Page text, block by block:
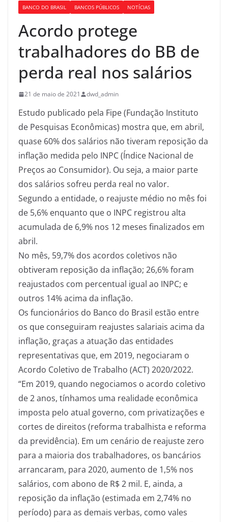
BANCO DO BRASIL BANCOS PÚBLICOS NOTÍCIAS
Acordo protege
trabalhadores do BB de
perda real nos salários
21 de maio de 2021 dwd_admin
Estudo publicado pela Fipe (Fundação Instituto
de Pesquisas Econômicas) mostra que, em abril,
quase 60% dos salários não tiveram reposição da
inflação medida pelo INPC (Índice Nacional de
Preços ao Consumidor). Ou seja, a maior parte
dos salários sofreu perda real no valor.
Segundo a entidade, o reajuste médio no mês foi
de 5,6% enquanto que o INPC registrou alta
acumulada de 6,9% nos 12 meses finalizados em
abril.
No mês, 59,7% dos acordos coletivos não
obtiveram reposição da inflação; 26,6% foram
reajustados com percentual igual ao INPC; e
outros 14% acima da inflação.
Os funcionários do Banco do Brasil estão entre
os que conseguiram reajustes salariais acima da
inflação, graças a atuação das entidades
representativas que, em 2019, negociaram o
Acordo Coletivo de Trabalho (ACT) 2020/2022.
“Em 2019, quando negociamos o acordo coletivo
de 2 anos, tínhamos uma realidade econômica
imposta pelo atual governo, com privatizações e
cortes de direitos (reforma trabalhista e reforma
da previdência). Em um cenário de reajuste zero
para a maioria dos trabalhadores, os bancários
arrancaram, para 2020, aumento de 1,5% nos
salários, com abono de R$ 2 mil. E, ainda, a
reposição da inflação (estimada em 2,74% no
período) para as demais verbas, como vales